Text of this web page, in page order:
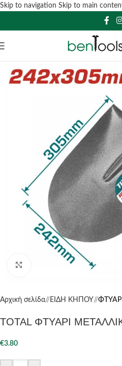
Skip to navigation Skip to main
Click to enlarge
Αρχική σελίδα/ ΕΙΔΗ ΚΗΠΟΥ/
TOTAL ΦΤΥΑΡΙ
€3.80